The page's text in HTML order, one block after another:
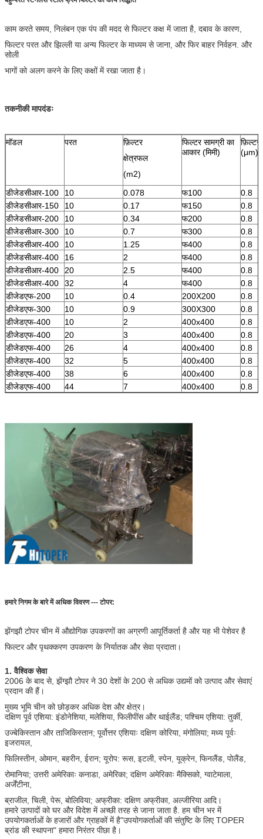
काम करते समय, निलंबन एक पंप की मदद से फिल्टर कक्ष में जाता है, दबाव के कारण,
फिल्टर परत और झिल्ली या अन्य फिल्टर के माध्यम से जाना, और फिर बाहर निर्वहन. और
सोली
भागों को अलग करने के लिए कक्षों में रखा जाता है।
तकनीकी मापदंडः
मॉडल परत
फ़िल्टर
क्षेत्रफल
(m2)
फिल्टर सामग्री का
आकार (मिमी)
फ़िल्टर
(μm)
डीजेडसीआर-100 10 0.078 फ100
0.8
डीजेडसीआर-150
10 0.17 फ150
0.8
डीजेडसीआर-200
10 0.34 फ200
0.8
डीजेडसीआर-300
10 0.7 फ300
0.8
डीजेडसीआर-400
10 1.25 फ400
0.8
डीजेडसीआर-400
16 2 फ400
0.8
डीजेडसीआर-400
20 2.5 फ400
0.8
डीजेडसीआर-400
32 4 फ400
0.8
डीजेडएफ-200
10 0.4 200X200
0.8
डीजेडएफ-300
10 0.9 300X300
0.8
डीजेडएफ-400
10 2 400x400
0.8
डीजेडएफ-400
20 3 400x400
0.8
डीजेडएफ-400
26 4 400x400
0.8
डीजेडएफ-400
32 5 400x400
0.8
डीजेडएफ-400
38 6 400x400
0.8
डीजेडएफ-400
44 7 400x400 0.8
हमारे निगम के बारे में अधिक विवरण --- टोपर:
झेंगझौ टोपर चीन में औद्योगिक उपकरणों का अग्रणी आपूर्तिकर्ता है और यह भी पेशेवर है
फिल्टर और पृथक्करण उपकरण के निर्यातक और सेवा प्रदाता।
1. वैश्विक सेवा
2006 के बाद से, झेंग्झौ टोपर ने 30 देशों के 200 से अधिक उद्यमों को उत्पाद और सेवाएं
प्रदान की हैं।
मुख्य भूमि चीन को छोड़कर अधिक देश और क्षेत्र।
दक्षिण पूर्व एशिया: इंडोनेशिया, मलेशिया, फिलीपींस और थाईलैंड; पश्चिम एशिया: तुर्की,
उज्बेकिस्तान और ताजिकिस्तान; पूर्वोत्तर एशियाः दक्षिण कोरिया, मंगोलिया; मध्य पूर्वः
इजरायल,
फिलिस्तीन, ओमान, बहरीन, ईरान; यूरोप: रूस, इटली, स्पेन, यूक्रेन, फिनलैंड, पोलैंड,
रोमानिया; उत्तरी अमेरिकाः कनाडा, अमेरिका; दक्षिण अमेरिकाः मैक्सिको, ग्वाटेमाला,
अर्जेंटीना,
ब्राजील, चिली, पेरू, बोलिविया; अफ्रीका: दक्षिण अफ्रीका, अल्जीरिया आदि।
हमारे उत्पादों को घर और विदेश में अच्छी तरह से जाना जाता है. हम चीन भर में
उपयोगकर्ताओं के हजारों और ग्राहकों में है"उपयोगकर्ताओं की संतुष्टि के लिए TOPER
ब्रांड की स्थापना" हमारा निरंतर पीछा है।